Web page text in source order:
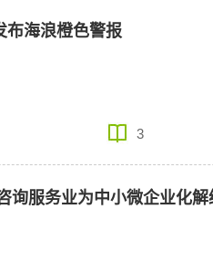
布海浪橙色警报
3
询服务业为中小微企业化